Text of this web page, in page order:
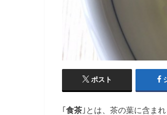
ポスト
｢食茶 ｣とは、茶の葉に含ま